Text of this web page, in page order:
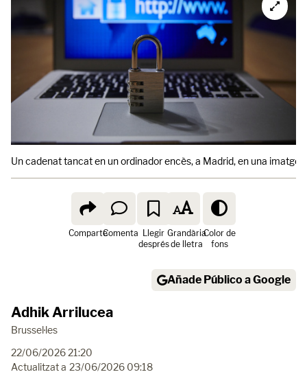
Un cadenat tancat en un ordinador encès, a Madrid, en una imatge
ComparteComenta Llegir
després
Grandària
de lletra
Color de
fons
Añade Público a Google
Adhik Arrilucea
Brussel·les
22/06/2026 21:20
Actualitzat a 23/06/2026 09:18